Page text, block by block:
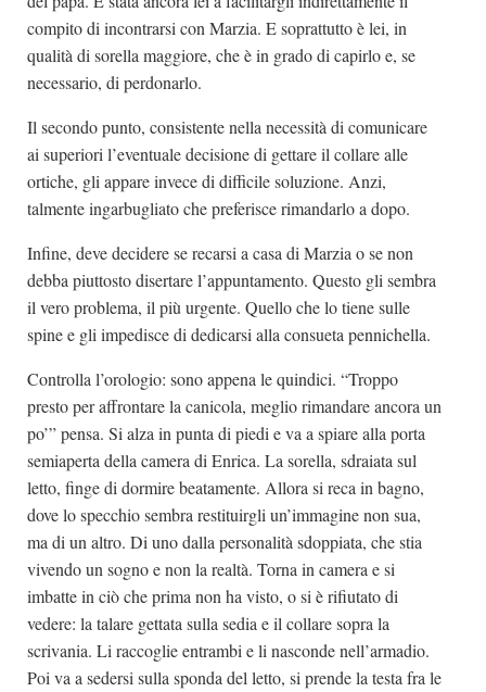
compito di incontrarsi con Marzia. E soprattutto è lei, in
qualità di sorella maggiore, che è in grado di capirlo e, se
necessario, di perdonarlo.
Il secondo punto, consistente nella necessità di comunicare
ai superiori l’eventuale decisione di gettare il collare alle
ortiche, gli appare invece di difficile soluzione. Anzi,
talmente ingarbugliato che preferisce rimandarlo a dopo.
Infine, deve decidere se recarsi a casa di Marzia o se non
debba piuttosto disertare l’appuntamento. Questo gli sembra
il vero problema, il più urgente. Quello che lo tiene sulle
spine e gli impedisce di dedicarsi alla consueta pennichella.
Controlla l’orologio: sono appena le quindici. “Troppo
presto per affrontare la canicola, meglio rimandare ancora un
po’” pensa. Si alza in punta di piedi e va a spiare alla porta
semiaperta della camera di Enrica. La sorella, sdraiata sul
letto, finge di dormire beatamente. Allora si reca in bagno,
dove lo specchio sembra restituirgli un’immagine non sua,
ma di un altro. Di uno dalla personalità sdoppiata, che stia
vivendo un sogno e non la realtà. Torna in camera e si
imbatte in ciò che prima non ha visto, o si è rifiutato di
vedere: la talare gettata sulla sedia e il collare sopra la
scrivania. Li raccoglie entrambi e li nasconde nell’armadio.
Poi va a sedersi sulla sponda del letto, si prende la testa fra le